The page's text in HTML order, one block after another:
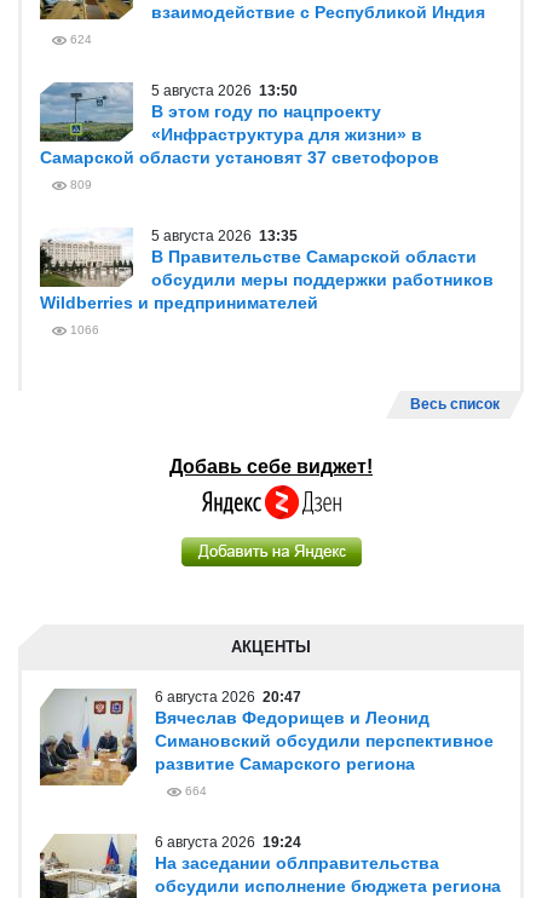
взаимодействие с Республикой Индия
624
5 августа 2026 13:50
В этом году по нацпроекту
«Инфраструктура для жизни» в
Самарской области установят 37 светофоров
809
5 августа 2026 13:35
В Правительстве Самарской области
обсудили меры поддержки работников
Wildberries и предпринимателей
1066
Весь список
Добавь себе виджет!
АКЦЕНТЫ
6 августа 2026 20:47
Вячеслав Федорищев и Леонид
Симановский обсудили перспективное
развитие Самарского региона
664
6 августа 2026 19:24
На заседании облправительства
обсудили исполнение бюджета региона